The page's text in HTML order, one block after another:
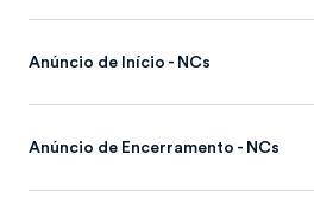
Anúncio de Início - NCs
Anúncio de Encerramento - NCs